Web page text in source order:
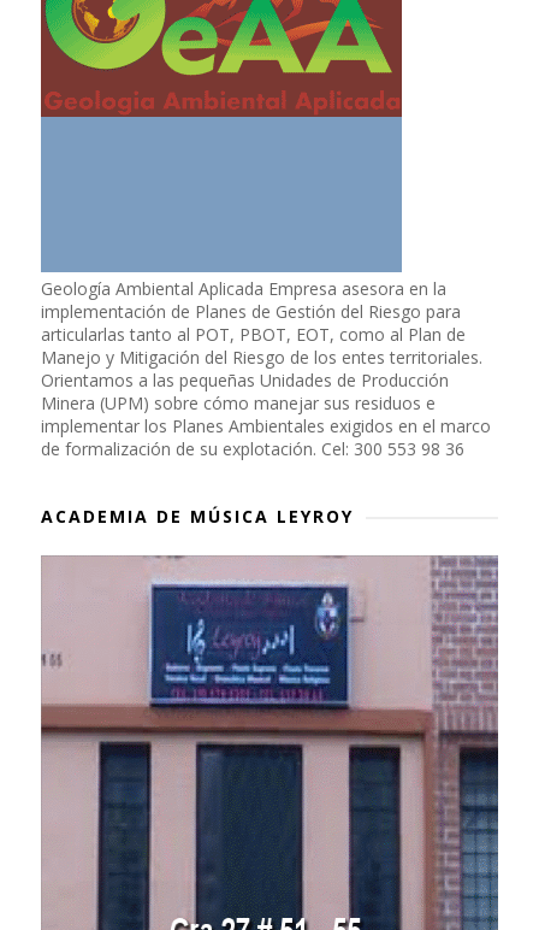
Geología Ambiental Aplicada Empresa asesora en la
implementación de Planes de Gestión del Riesgo para
articularlas tanto al POT, PBOT, EOT, como al Plan de
Manejo y Mitigación del Riesgo de los entes territoriales.
Orientamos a las pequeñas Unidades de Producción
Minera (UPM) sobre cómo manejar sus residuos e
implementar los Planes Ambientales exigidos en el marco
de formalización de su explotación. Cel: 300 553 98 36
ACADEMIA DE MÚSICA LEYROY